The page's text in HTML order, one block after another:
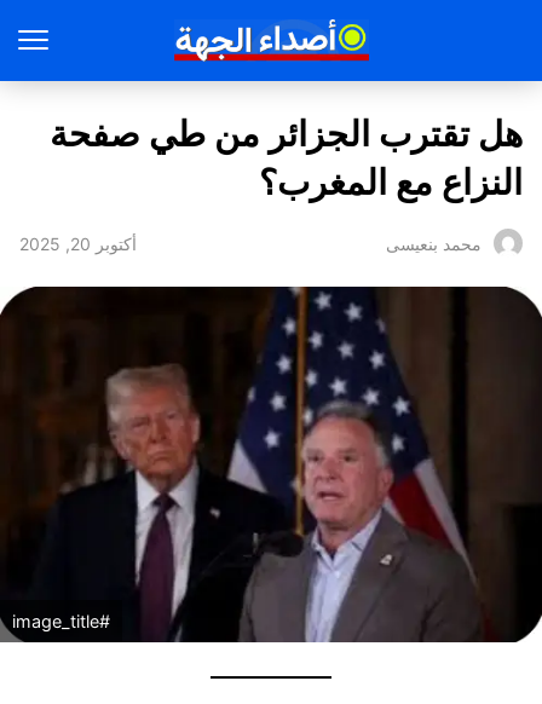
هل تقترب الجزائر من طي صفحة
النزاع مع المغرب؟
محمد بنعيسى أكتوبر 20, 2025
#image_title